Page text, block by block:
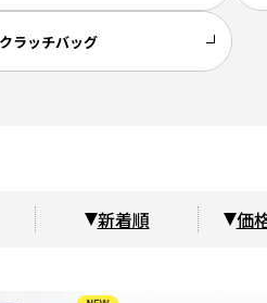
ラッチバッグ
新着順 価